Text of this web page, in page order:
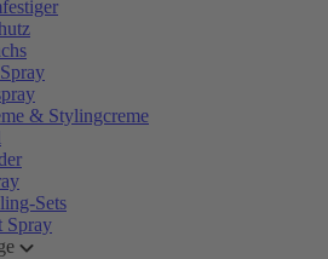
& Stylingcreme
Sets
Spray